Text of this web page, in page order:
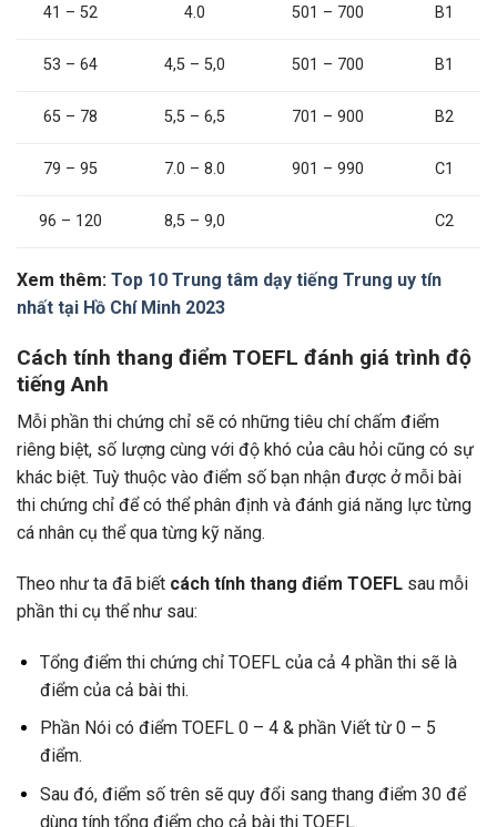
41 – 52 4.0 501 – 700 B1
53 – 64 4,5 – 5,0 501 – 700 B1
65 – 78 5,5 – 6,5 701 – 900 B2
79 – 95 7.0 – 8.0 901 – 990 C1
96 – 120 8,5 – 9,0 C2
Xem thêm: Top 10 Trung tâm dạy tiếng Trung uy tín
nhất tại Hồ Chí Minh 2023
Cách tính thang điểm TOEFL đánh giá trình độ
tiếng Anh
Mỗi phần thi chứng chỉ sẽ có những tiêu chí chấm điểm
riêng biệt, số lượng cùng với độ khó của câu hỏi cũng có sự
khác biệt. Tuỳ thuộc vào điểm số bạn nhận được ở mỗi bài
thi chứng chỉ để có thể phân định và đánh giá năng lực từng
cá nhân cụ thể qua từng kỹ năng.
Theo như ta đã biết cách tính thang điểm TOEFL sau mỗi
phần thi cụ thể như sau:
Tổng điểm thi chứng chỉ TOEFL của cả 4 phần thi sẽ là
điểm của cả bài thi.
Phần Nói có điểm TOEFL 0 – 4 & phần Viết từ 0 – 5
điểm.
Sau đó, điểm số trên sẽ quy đổi sang thang điểm 30 để
dùng tính tổng điểm cho cả bài thi TOEFL.